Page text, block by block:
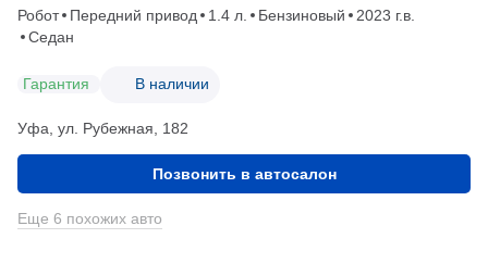
Робот Передний привод 1.4 л. Бензиновый
2023 г.в.
Седан
Гарантия В наличии
Уфа, ул. Рубежная, 182
Позвонить в автосалон
Еще 6 похожих авто